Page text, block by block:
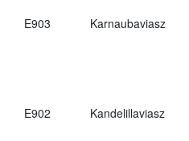
E903 Karnaubaviasz
E902 Kandelillaviasz